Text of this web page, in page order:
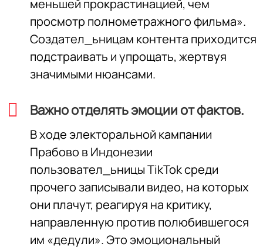
меньшей прокрастинацией, чем
просмотр полнометражного фильма».
Создател_ьницам контента приходится
подстраивать и упрощать, жертвуя
значимыми нюансами.
Важно отделять эмоции от фактов.
В ходе электоральной кампании
Прабово в Индонезии
пользовател_ьницы TikTok среди
прочего записывали видео, на которых
они плачут, реагируя на критику,
направленную против полюбившегося
им «дедули». Это эмоциональный